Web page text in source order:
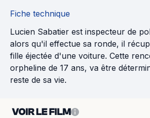
Fiche technique
Lucien Sabatier est inspecteur de
alors qu'il effectue sa ronde, il
fille éjectée d'une voiture. Cette
orpheline de 17 ans, va être
reste de sa vie.
VOIR LE FILM